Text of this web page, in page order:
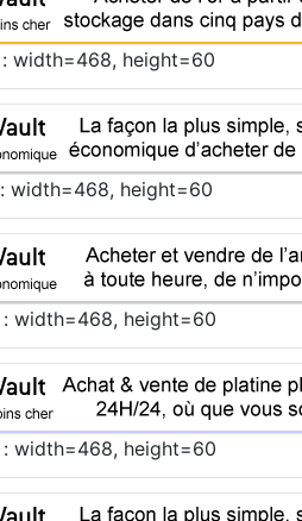
: width=468, height=60
: width=468, height=60
: width=468, height=60
: width=468, height=60